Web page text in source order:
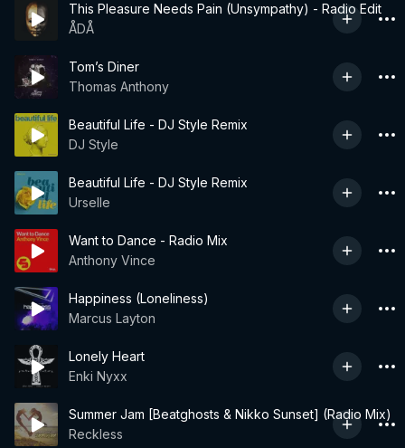
This Pleasure Needs Pain (Unsympathy) - Radio Edit
ÅDÅ
Tom’s Diner
Thomas Anthony
Beautiful Life - DJ Style Remix
DJ Style
Beautiful Life - DJ Style Remix
Urselle
Want to Dance - Radio Mix
Anthony Vince
Happiness (Loneliness)
Marcus Layton
Lonely Heart
Enki Nyxx
Summer Jam [Beatghosts & Nikko Sunset] (Radio Mix)
Reckless